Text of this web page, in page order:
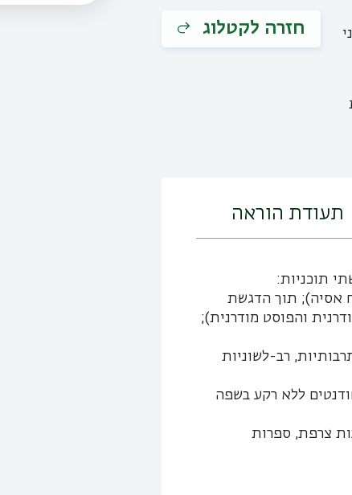
חזרה לקטלוג
תעודת הוראה
תוכניות:
אסיה); תוך הדגשת
והפוסט מודרנית);
רב-לשוניות
ללא רקע בשפה
צרפת, ספרות